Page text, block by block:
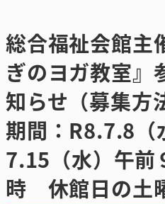
総合福祉会館主
ぎのヨガ教室』
知らせ（募集方
期間：R8.7.8（
7.15（水）午前
時 休館日の土